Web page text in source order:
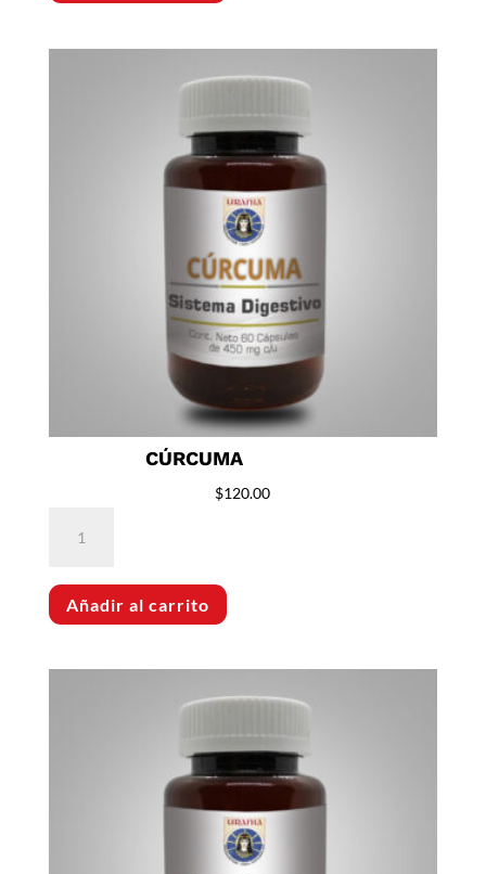
CÚRCUMA
$120.00
cantidad
Añadir al carrito